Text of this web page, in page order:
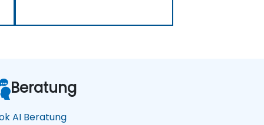
Beratung
AI Beratung